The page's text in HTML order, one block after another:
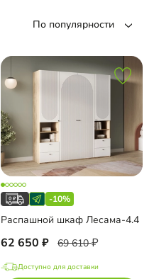
По популярности
до
-10%
Распашной шкаф Лесама-4.4
62 650 69 610
Доступно для доставки